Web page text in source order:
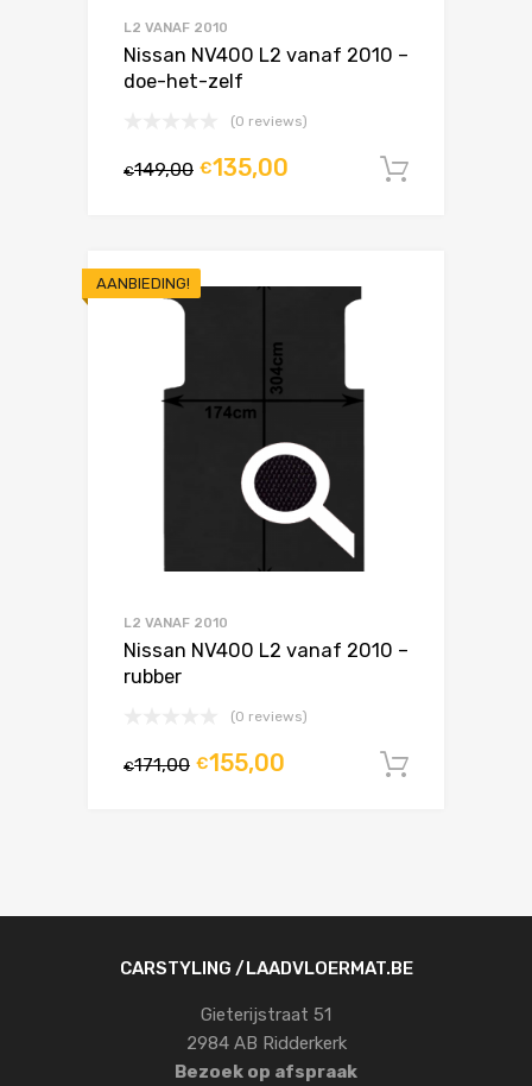
L2 VANAF 2010
Nissan NV400 L2 vanaf 2010 –
doe-het-zelf
(0 reviews)
€149,00 €135,00
AANBIEDING!
L2 VANAF 2010
Nissan NV400 L2 vanaf 2010 –
rubber
(0 reviews)
€171,00 €155,00
CARSTYLING /LAADVLOERMAT.BE
Gieterijstraat 51
2984 AB Ridderkerk
Bezoek op afspraak